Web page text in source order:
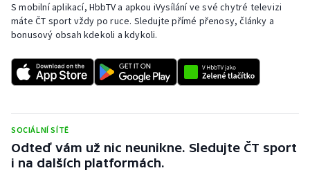
S mobilní aplikací, HbbTV a apkou iVysílání ve své chytré televizi
máte ČT sport vždy po ruce. Sledujte přímé přenosy, články a
bonusový obsah kdekoli a kdykoli.
SOCIÁLNÍ SÍTĚ
Odteď vám už nic neunikne. Sledujte ČT sport
i na dalších platformách.